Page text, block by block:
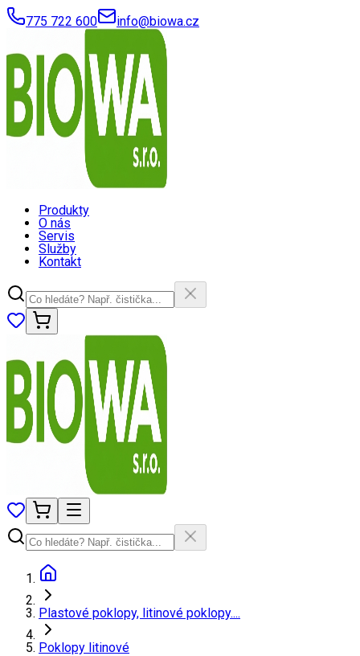
775 722 600 info@biowa.cz
Produkty
O nás
Servis
Služby
Kontakt
Plastové poklopy, litinové poklopy....
Poklopy litinové